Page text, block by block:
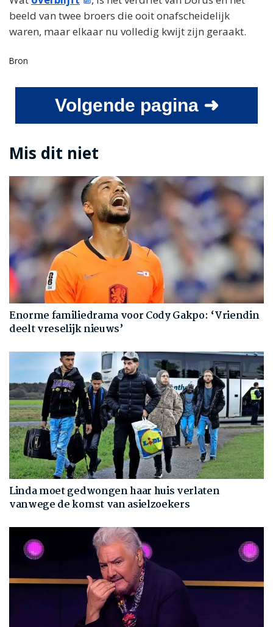
beeld van twee broers die ooit onafscheidelijk
waren, maar elkaar nu volledig kwijt zijn geraakt.
Bron
Volgende pagina ➜
Mis dit niet
Enorme familiedrama voor Cody Gakpo: ‘Vriendin
deelt vreselijk nieuws’
Linda moet gedwongen haar huis verlaten
vanwege de komst van asielzoekers